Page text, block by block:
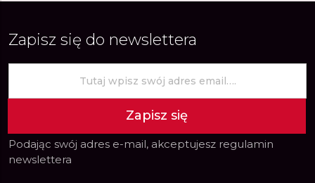
Zapisz się do newslettera
Zapisz się
Podając swój adres e-mail, akceptujesz regulamin
newslettera